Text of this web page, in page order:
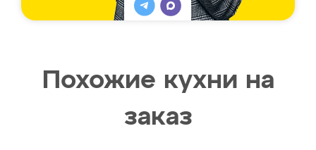
Похожие кухни на
заказ